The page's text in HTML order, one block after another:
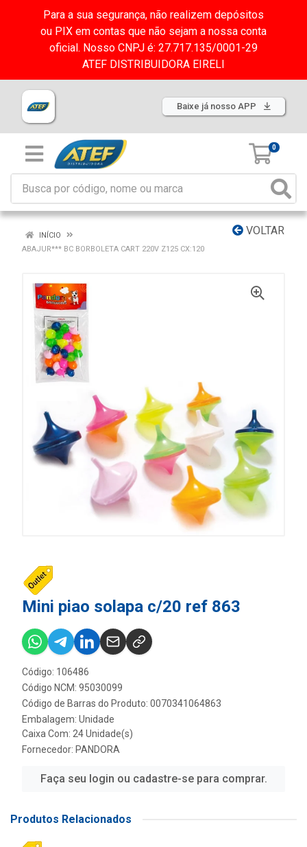
Para a sua segurança, não realizem depósitos
ou PIX em contas que não sejam a nossa conta
oficial. Nosso CNPJ é: 27.717.135/0001-29
ATEF DISTRIBUIDORA EIRELI
Baixe já nosso APP
0
VOLTAR
INÍCIO
ABAJUR*** BC BORBOLETA CART 220V Z125 CX:120
Mini piao solapa c/20 ref 863
Código: 106486
Código NCM: 95030099
Código de Barras do Produto: 0070341064863
Embalagem: Unidade
Caixa Com: 24 Unidade(s)
Fornecedor: PANDORA
Faça seu login ou cadastre-se para comprar.
Produtos Relacionados